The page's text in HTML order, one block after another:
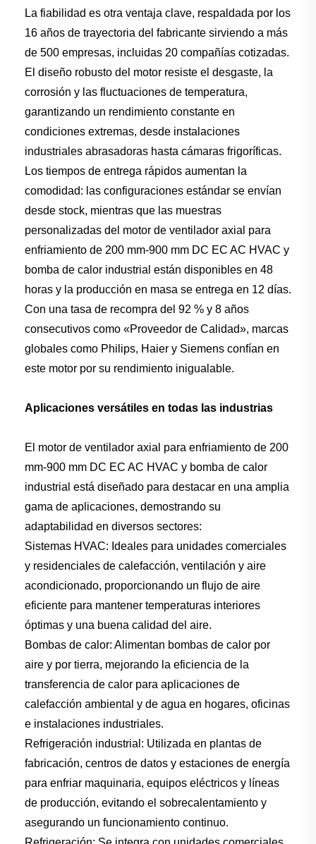
La fiabilidad es otra ventaja clave, respaldada por los
16 años de trayectoria del fabricante sirviendo a más
de 500 empresas, incluidas 20 compañías cotizadas.
El diseño robusto del motor resiste el desgaste, la
corrosión y las fluctuaciones de temperatura,
garantizando un rendimiento constante en
condiciones extremas, desde instalaciones
industriales abrasadoras hasta cámaras frigoríficas.
Los tiempos de entrega rápidos aumentan la
comodidad: las configuraciones estándar se envían
desde stock, mientras que las muestras
personalizadas del motor de ventilador axial para
enfriamiento de 200 mm-900 mm DC EC AC HVAC y
bomba de calor industrial están disponibles en 48
horas y la producción en masa se entrega en 12 días.
Con una tasa de recompra del 92 % y 8 años
consecutivos como «Proveedor de Calidad», marcas
globales como Philips, Haier y Siemens confían en
este motor por su rendimiento inigualable.
Aplicaciones versátiles en todas las industrias
El motor de ventilador axial para enfriamiento de 200
mm-900 mm DC EC AC HVAC y bomba de calor
industrial está diseñado para destacar en una amplia
gama de aplicaciones, demostrando su
adaptabilidad en diversos sectores:
Sistemas HVAC: Ideales para unidades comerciales
y residenciales de calefacción, ventilación y aire
acondicionado, proporcionando un flujo de aire
eficiente para mantener temperaturas interiores
óptimas y una buena calidad del aire.
Bombas de calor: Alimentan bombas de calor por
aire y por tierra, mejorando la eficiencia de la
transferencia de calor para aplicaciones de
calefacción ambiental y de agua en hogares, oficinas
e instalaciones industriales.
Refrigeración industrial: Utilizada en plantas de
fabricación, centros de datos y estaciones de energía
para enfriar maquinaria, equipos eléctricos y líneas
de producción, evitando el sobrecalentamiento y
asegurando un funcionamiento continuo.